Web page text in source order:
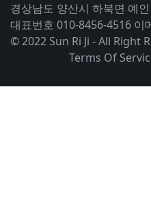
경상남도 양산시 하북면 예
대표번호 010-8456-4516
© 2022 Sun Ri Ji - All Right
Terms Of